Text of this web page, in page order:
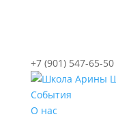
+7 (901) 547-65-50
События
О нас